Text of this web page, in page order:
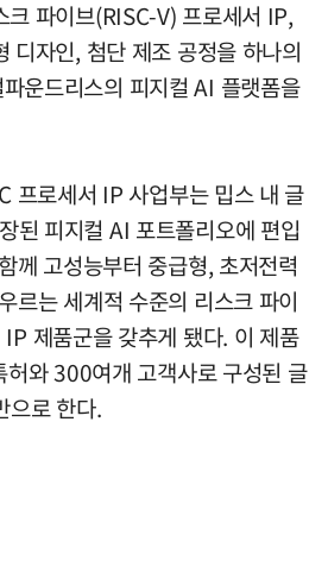
크 파이브(RISC-V) 프로세서 IP,
디자인, 첨단 제조 공정을 하나의
운드리스의 피지컬 AI 플랫폼을
프로세서 IP 사업부는 밉스 내 글
된 피지컬 AI 포트폴리오에 편입
께 고성능부터 중급형, 초저전력
르는 세계적 수준의 리스크 파이
제품군을 갖추게 됐다. 이 제품
와 300여개 고객사로 구성된 글
으로 한다.